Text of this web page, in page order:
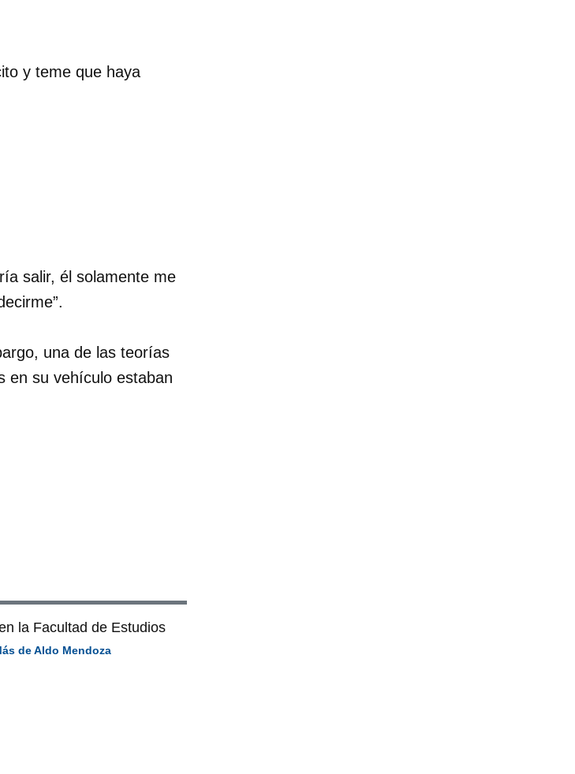
y teme que haya
salir, él solamente me
una de las teorías
en su vehículo estaban
la Facultad de Estudios
de Aldo Mendoza